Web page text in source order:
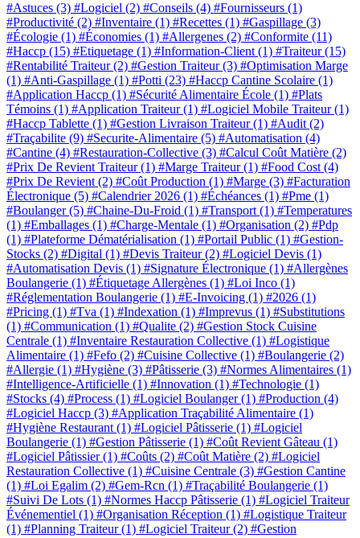
#Astuces (3) #Logiciel (2) #Conseils (4) #Fournisseurs (1)
#Productivité (2) #Inventaire (1) #Recettes (1) #Gaspillage (3)
#Écologie (1) #Économies (1) #Allergenes (2) #Conformite (11)
#Haccp (15) #Etiquetage (1) #Information-Client (1) #Traiteur(15)
#Rentabilité Traiteur(2) #Gestion Traiteur(3) #Optimisation Marge
(1) #Anti-Gaspillage (1) #Potti (23) #Haccp Cantine Scolaire (1)
#Application Haccp (1) #Sécurité Alimentaire École (1) #Plats
Témoins (1) #Application Traiteur(1) #Logiciel Mobile Traiteur(1)
#Haccp Tablette (1) #Gestion Livraison Traiteur(1) #Audit (2)
#Traçabilite (9) #Securite-Alimentaire (5) #Automatisation (4)
#Cantine (4) #Restauration-Collective (3) #Calcul Coût Matière (2)
#Prix De Revient Traiteur(1) #Marge Traiteur(1) #Food Cost (4)
#Prix De Revient (2) #Coût Production (1) #Marge (3) #Facturation
Électronique (5) #Calendrier 2026 (1) #Échéances (1) #Pme (1)
#Boulanger(5) #Chaine-Du-Froid (1) #Transport (1) #Temperatures
(1) #Emballages (1) #Charge-Mentale (1) #Organisation (2) #Pdp
(1) #Plateforme Dématérialisation (1) #Portail Public (1) #Gestion-
Stocks (2) #Digital (1) #Devis Traiteur(2) #Logiciel Devis (1)
#Automatisation Devis (1) #Signature Électronique (1) #Allergènes
Boulangerie (1) #Étiquetage Allergènes (1) #Loi Inco (1)
#Réglementation Boulangerie (1) #E-Invoicing (1) #2026 (1)
#Pricing (1) #Tva (1) #Indexation (1) #Imprevus (1) #Substitutions
(1) #Communication (1) #Qualite (2) #Gestion Stock Cuisine
Centrale (1) #Inventaire Restauration Collective (1) #Logistique
Alimentaire (1) #Fefo (2) #Cuisine Collective (1) #Boulangerie (2)
#Allergie (1) #Hygiène (3) #Pâtisserie (3) #Normes Alimentaires (1)
#Intelligence-Artificielle (1) #Innovation (1) #Technologie (1)
#Stocks (4) #Process (1) #Logiciel Boulanger(1) #Production (4)
#Logiciel Haccp (3) #Application Traçabilité Alimentaire (1)
#Hygiène Restaurant (1) #Logiciel Pâtisserie (1) #Logiciel
Boulangerie (1) #Gestion Pâtisserie (1) #Coût Revient Gâteau (1)
#Logiciel Pâtissier(1) #Coûts (2) #Coût Matière (2) #Logiciel
Restauration Collective (1) #Cuisine Centrale (3) #Gestion Cantine
(1) #Loi Egalim (2) #Gem-Rcn (1) #Traçabilité Boulangerie (1)
#Suivi De Lots (1) #Normes Haccp Pâtisserie (1) #Logiciel Traiteur
Événementiel (1) #Organisation Réception (1) #Logistique Traiteur
(1) #Planning Traiteur(1) #Logiciel Traiteur(2) #Gestion